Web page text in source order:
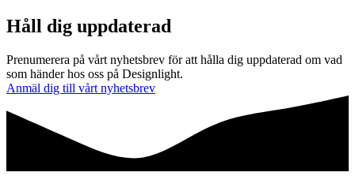
Håll dig uppdaterad
Prenumerera på vårt nyhetsbrev för att hålla dig uppdaterad om vad
som händer hos oss på Designlight.
Anmäl dig till vårt nyhetsbrev